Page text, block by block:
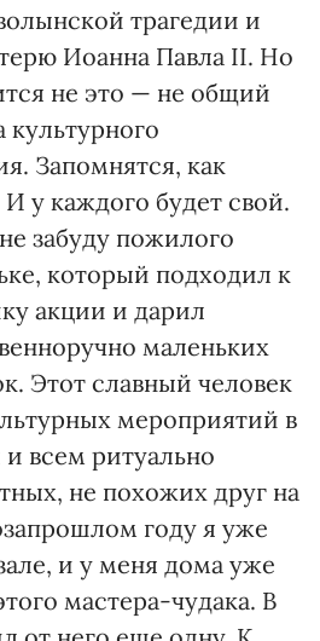
трагедии и
Иоанна Павла II. Но
не это — не общий
Запомнятся, как
И у каждого будет свой.
забуду пожилого
который подходил к
акции и дарил
маленьких
Этот славный человек
мероприятий в
всем ритуально
не похожих друг на
году я уже
и у меня дома уже
мастера-чудака. В